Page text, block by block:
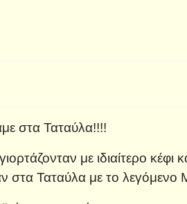
στα Ταταύλα!!!!
με ιδιαίτερο κέφι
στα Ταταύλα με το λεγόμενο